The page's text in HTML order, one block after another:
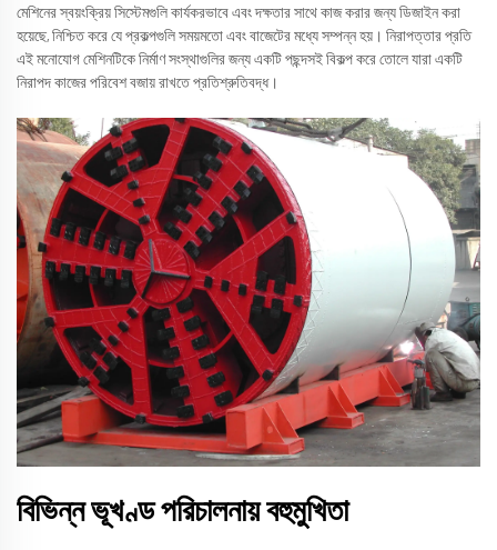
মেশিনের স্বয়ংক্রিয় সিস্টেমগুলি কার্যকরভাবে এবং দক্ষতার সাথে কাজ করার জন্য ডিজাইন করা
হয়েছে, নিশ্চিত করে যে প্রকল্পগুলি সময়মতো এবং বাজেটের মধ্যে সম্পন্ন হয়। নিরাপত্তার প্রতি
এই মনোযোগ মেশিনটিকে নির্মাণ সংস্থাগুলির জন্য একটি পছন্দসই বিকল্প করে তোলে যারা একটি
নিরাপদ কাজের পরিবেশ বজায় রাখতে প্রতিশ্রুতিবদ্ধ।
বিভিন্ন ভূখণ্ড পরিচালনায় বহুমুখিতা